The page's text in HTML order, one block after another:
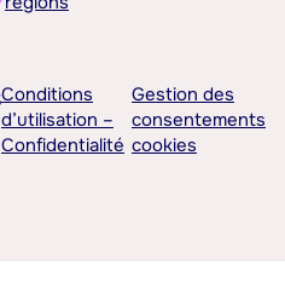
Conditions
d’utilisation –
Confidentialité
Gestion des
consentements
cookies